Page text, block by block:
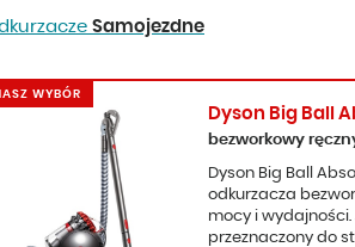
Samojezdne
Dyson Big Ball
bezworkowy
Dyson Big Ball
odkurzacza
mocy i wydajności.
przeznaczony do
WYBÓR